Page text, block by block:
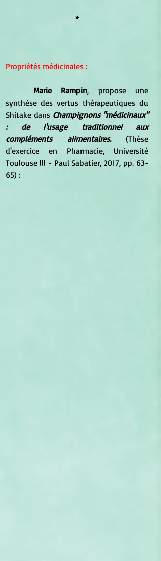
*
Propriétés médicinales :
Marie Rampin, propose une
synthèse des vertus thérapeutiques du
Shitake dans Champignons "médicinaux"
: de l'usage traditionnel aux
compléments alimentaires. (Thèse
d'exercice en Pharmacie, Université
Toulouse lll - Paul Sabatier, 2017, pp. 63-
65) :